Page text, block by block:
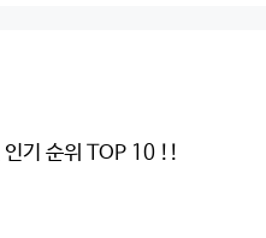
인기 순위 TOP 10 !!